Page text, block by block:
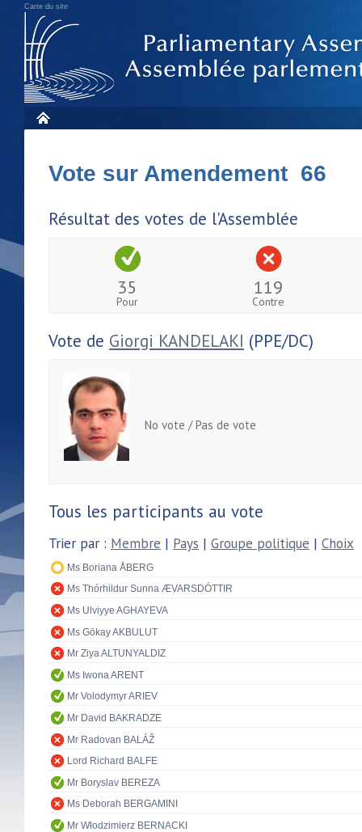
Carte du site
Vote sur Amendement 66
Résultat des votes de l'Assemblée
35
Pour
119
Contre
Vote de Giorgi KANDELAKI (PPE/DC)
No vote / Pas de vote
Tous les participants au vote
Trier par : Membre | Pays | Groupe politique | Choix
Ms Boriana ÅBERG
Ms Thórhildur Sunna ÆVARSDÓTTIR
Ms Ulviyye AGHAYEVA
Ms Gökay AKBULUT
Mr Ziya ALTUNYALDIZ
Ms Iwona ARENT
Mr Volodymyr ARIEV
Mr David BAKRADZE
Mr Radovan BALÁŽ
Lord Richard BALFE
Mr Boryslav BEREZA
Ms Deborah BERGAMINI
Mr Włodzimierz BERNACKI